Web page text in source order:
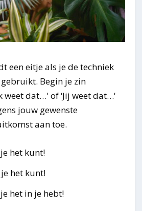
een eitje als je de techniek
gebruikt. Begin je zin
weet dat…' of ‘Jij weet dat…'
jouw gewenste
aan toe.
het kunt!
het kunt!
het in je hebt!